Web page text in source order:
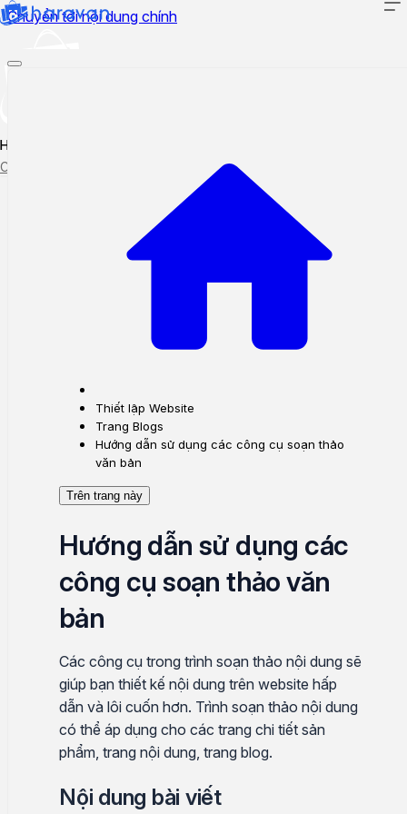
Chuyển tới nội dung chính
Hướng dẫn sử dụng
Cập nhật tính năng mới
Theo dõi ticket
Thiết lập Website
Trang Blogs
Hướng dẫn sử dụng các công cụ soạn thảo
văn bản
Trên trang này
Hướng dẫn sử dụng các
công cụ soạn thảo văn
bản
Các công cụ trong trình soạn thảo nội dung sẽ
giúp bạn thiết kế nội dung trên website hấp
dẫn và lôi cuốn hơn. Trình soạn thảo nội dung
có thể áp dụng cho các trang chi tiết sản
phẩm, trang nội dung, trang blog.
Nội dung bài viết